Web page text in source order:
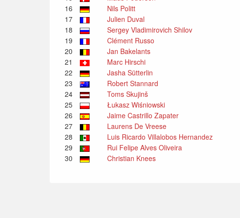
16
Nils Politt
17
Julien Duval
18
Sergey Vladimirovich Shilov
19
Clément Russo
20
Jan Bakelants
21
Marc Hirschi
22
Jasha Sütterlin
23
Robert Stannard
24
Toms Skujinš
25
Łukasz Wiśniowski
26
Jaime Castrillo Zapater
27
Laurens De Vreese
28
Luis Ricardo Villalobos Hernandez
29
Rui Felipe Alves Oliveira
30
Christian Knees